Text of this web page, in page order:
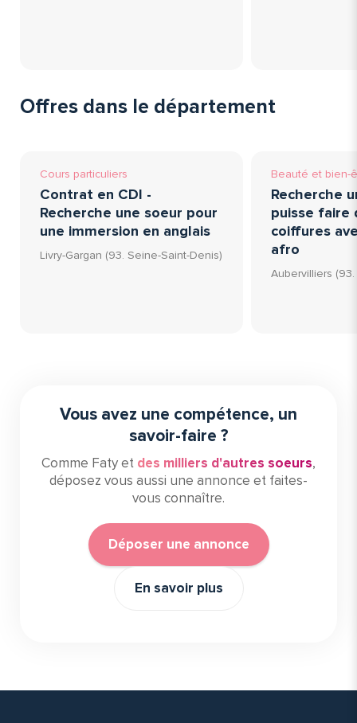
Offres dans le département
Cours particuliers
Contrat en CDI -
Recherche une soeur pour
une immersion en anglais
Livry-Gargan (93. Seine-Saint-Denis)
Beauté et bien-
Recherche
puisse faire
coiffures
afro
Aubervilliers
Vous avez une compétence, un
savoir-faire ?
Comme Faty et des milliers d'autres soeurs,
déposez vous aussi une annonce et faites-
vous connaître.
Déposer une annonce
En savoir plus